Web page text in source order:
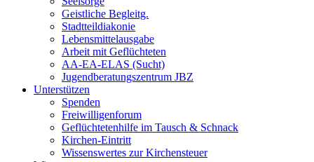
Geistliche Begleitg.
Stadtteildiakonie
Lebensmittelausgabe
Arbeit mit Geflüchteten
AA-EA-ELAS (Sucht)
Jugendberatungs­zentrum JBZ
Unterstützen
Spenden
Freiwilligenforum
Geflüchtetenhilfe im Tausch & Schnack
Kirchen-Eintritt
Wissenswertes zur Kirchensteuer